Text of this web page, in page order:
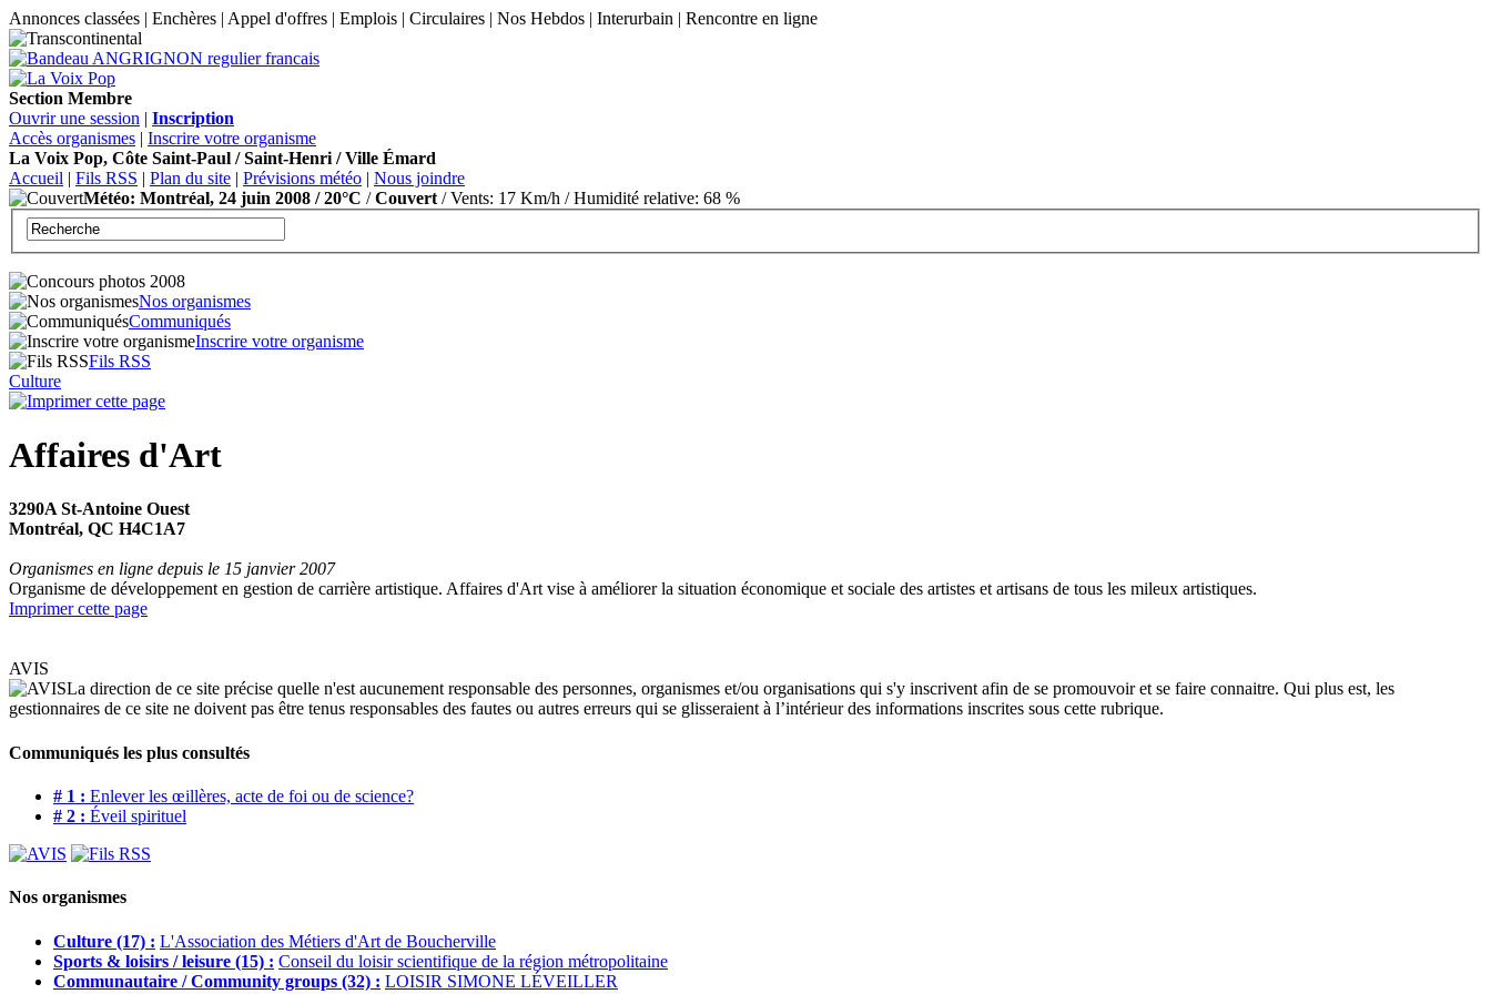
Annonces classées | Enchères | Appel d'offres | Emplois | Circulaires | Nos Hebdos | Interurbain | Rencontre en ligne
Section Membre
Ouvrir une session | Inscription
Accès organismes | Inscrire votre organisme
La Voix Pop, Côte Saint-Paul / Saint-Henri / Ville Émard
Accueil | Fils RSS | Plan du site | Prévisions météo | Nous joindre
Météo: Montréal, 24 juin 2008 / 20°C /Couvert / Vents: 17 Km/h / Humidité relative: 68 %
Nos organismes
Communiqués
Inscrire votre organisme
Fils RSS
Culture
Affaires d'Art
3290A St-Antoine Ouest
Montréal, QC H4C1A7
Organismes en ligne depuis le 15 janvier 2007
Organisme de développement en gestion de carrière artistique. Affaires d'Art vise à améliorer la situation économique et sociale des artistes et artisans de tous les mileux artistiques.
Imprimer cette page
AVIS
La direction de ce site précise quelle n'est aucunement responsable des personnes, organismes et/ou organisations qui s'y inscrivent afin de se promouvoir et se faire connaitre. Qui plus est, les
gestionnaires de ce site ne doivent pas être tenus responsables des fautes ou autres erreurs qui se glisseraient à l’intérieur des informations inscrites sous cette rubrique.
Communiqués les plus consultés
# 1 : Enlever les œillères, acte de foi ou de science?
# 2 : Éveil spirituel
Nos organismes
Culture (17) : L'Association des Métiers d'Art de Boucherville
Sports & loisirs / leisure (15) : Conseil du loisir scientifique de la région métropolitaine
Communautaire / Community groups (32) : LOISIR SIMONE LÉVEILLER